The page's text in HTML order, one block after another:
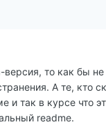
то как бы не
А те, кто
и так в курсе что
readme.